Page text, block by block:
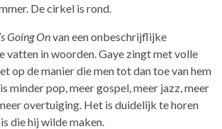
De cirkel is rond.
Going Onvan een onbeschrijflijke
vatten in woorden. Gaye zingt met volle
op de manier die men tot dan toe van hem
minder pop, meer gospel, meer jazz, meer
overtuiging. Het is duidelijk te horen
die hij wilde maken.